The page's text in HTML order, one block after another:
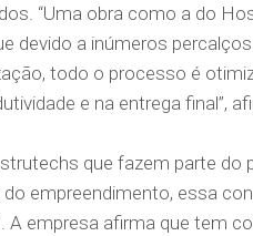
“Uma obra como a do
devido a inúmeros
todo o processo é
e na entrega final”,
que fazem parte do
empreendimento, essa
A empresa afirma que tem